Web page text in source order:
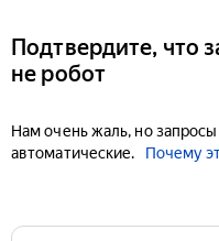
Подтвердите, что
не робот
Нам очень жаль, но
автоматические.
Почему